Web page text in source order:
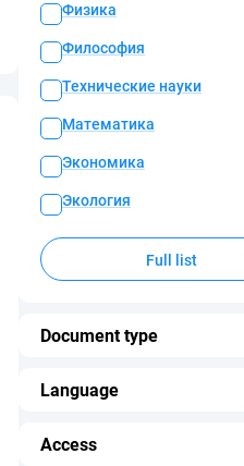
Физика
Философия
Технические науки
Математика
Экономика
Экология
Full list
Document type
Language
Access